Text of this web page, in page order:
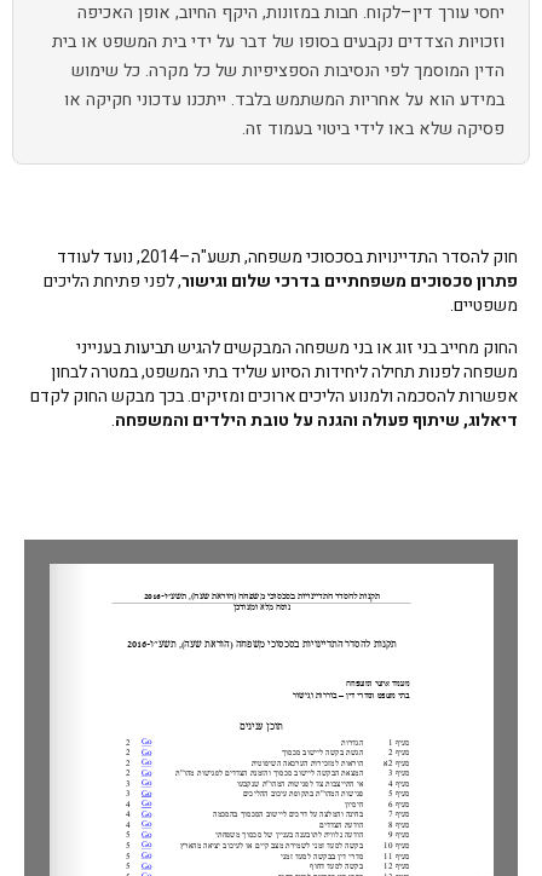
יחסי עורך דין–לקוח. חבות במזונות, היקף החיוב, אופן האכיפה
וזכויות הצדדים נקבעים בסופו של דבר על ידי בית המשפט או בית
הדין המוסמך לפי הנסיבות הספציפיות של כל מקרה. כל שימוש
במידע הוא על אחריות המשתמש בלבד. ייתכנו עדכוני חקיקה או
פסיקה שלא באו לידי ביטוי בעמוד זה.
חוק להסדר התדיינויות בסכסוכי משפחה, תשע"ה–2014, נועד לעודד
פתרון סכסוכים משפחתיים בדרכי שלום וגישור, לפני פתיחת הליכים
משפטיים.
החוק מחייב בני זוג או בני משפחה המבקשים להגיש תביעות בענייני
משפחה לפנות תחילה ליחידות הסיוע שליד בתי המשפט, במטרה לבחון
אפשרות להסכמה ולמנוע הליכים ארוכים ומזיקים. בכך מבקש החוק לקדם
דיאלוג, שיתוף פעולה והגנה על טובת הילדים והמשפחה.